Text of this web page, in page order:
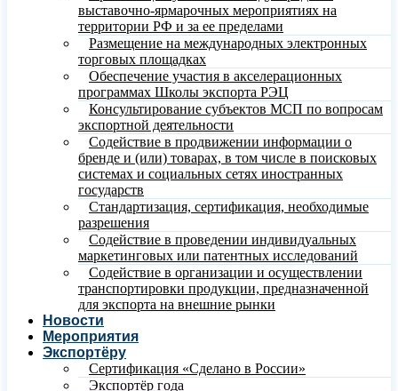
выставочно-ярмарочных мероприятиях на
территории РФ и за ее пределами
Размещение на международных электронных
торговых площадках
Обеспечение участия в акселерационных
программах Школы экспорта РЭЦ
Консультирование субъектов МСП по вопросам
экспортной деятельности
Содействие в продвижении информации о
бренде и (или) товарах, в том числе в поисковых
системах и социальных сетях иностранных
государств
Стандартизация, сертификация, необходимые
разрешения
Содействие в проведении индивидуальных
маркетинговых или патентных исследований
Содействие в организации и осуществлении
транспортировки продукции, предназначенной
для экспорта на внешние рынки
Новости
Мероприятия
Экспортёру
Сертификация «Сделано в России»
Экспортёр года